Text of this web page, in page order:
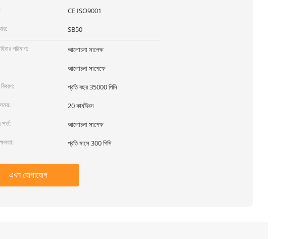
CE ISO9001
SB50
পরিমাণ:
আলোচনা সাপেক্ষ
আলোচনা সাপেক্ষে
প্রতি বছর 35000 পিসি
20 কার্যদিবস
আলোচনা সাপেক্ষ
প্রতি মাসে 300 পিসি
এখন যোগাযোগ